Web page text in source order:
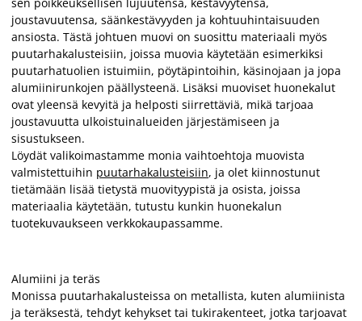
joustavuutensa, säänkestävyyden ja kohtuuhintaisuuden
ansiosta. Tästä johtuen muovi on suosittu materiaali myös
puutarhakalusteisiin, joissa muovia käytetään esimerkiksi
puutarhatuolien istuimiin, pöytäpintoihin, käsinojaan ja jopa
alumiinirunkojen päällysteenä. Lisäksi muoviset huonekalut
ovat yleensä kevyitä ja helposti siirrettäviä, mikä tarjoaa
joustavuutta ulkoistuinalueiden järjestämiseen ja
sisustukseen.
Löydät valikoimastamme monia vaihtoehtoja muovista
valmistettuihin puutarhakalusteisiin, ja olet kiinnostunut
tietämään lisää tietystä muovityypistä ja osista, joissa
materiaalia käytetään, tutustu kunkin huonekalun
tuotekuvaukseen verkkokaupassamme.
Alumiini ja teräs
Monissa puutarhakalusteissa on metallista, kuten alumiinista
ja teräksestä, tehdyt kehykset tai tukirakenteet, jotka tarjoavat